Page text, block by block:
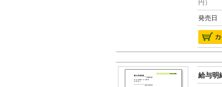
円）
発売日
給与明